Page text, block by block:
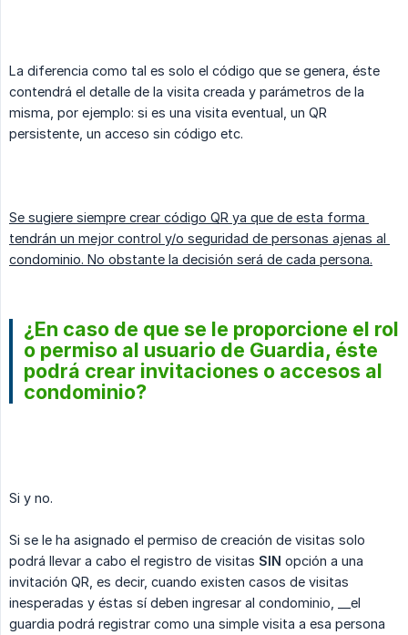
La diferencia como tal es solo el código que se genera, éste
contendrá el detalle de la visita creada y parámetros de la
misma, por ejemplo: si es una visita eventual, un QR
persistente, un acceso sin código etc.
Se sugiere siempre crear código QR ya que de esta forma
tendrán un mejor control y/o seguridad de personas ajenas al
condominio. No obstante la decisión será de cada persona.
¿En caso de que se le proporcione el rol
o permiso al usuario de Guardia, éste
podrá crear invitaciones o accesos al
condominio?
Si y no.
Si se le ha asignado el permiso de creación de visitas solo
podrá llevar a cabo el registro de visitas SIN opción a una
invitación QR, es decir, cuando existen casos de visitas
inesperadas y éstas sí deben ingresar al condominio, __el
guardia podrá registrar como una simple visita a esa persona